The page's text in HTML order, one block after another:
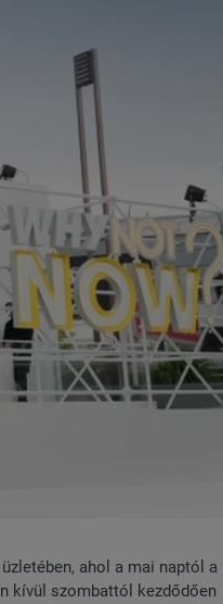
ahol a mai naptól a
kívül szombattól kezdődően